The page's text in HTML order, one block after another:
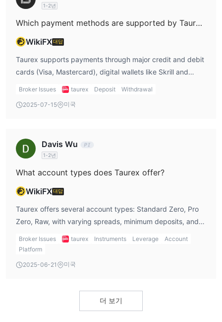
거래 경험을 제공합니다. 이 앱은 이동 중에 거래를 쉽고 효율적으로
할 수 있도록 설계되었습니다. 사용자 친화적인 인터페이스와 강력
Taurex는 사용자의 다양한 요구에 맞게 유연한 자금 조달 옵션을 제
공합니다. Taurex에서 지원하는 결제 방법은 다양하며 계정 자금 조
달을 용이하게 합니다. 사용자는 Skrill 및 NETELLER과 같은 디지털
지갑 서비스를 선택할 수 있으며, 이는 빠르고 안전한 거래를 제공합
도 편의성으로 널리 사용됩니다. 또한 전통적인 은행 거래를 선호하
는 경우에는 이체도 지원됩니다.
고객 지원
Taurex는 전 세계 사용자를 위해 다양한 연락 및 지원 채널을 제공
라이브 채팅: Taurex는 전문가 팀으로부터 즉각적인 도움을 위해
24/5 라이브 채팅 지원을 제공합니다.
이메일 지원: 지역에 따라 사용자는 다음과 같은 이메일 주소를 통해
문의할 수 있습니다:
글로벌 사용자: support@tradetaurex.com
MENA: menasupport@tradetaurex.com
1-2년
Which payment methods are supported by Taurex?
WikiFX대답
Taurex supports payments through major credit and debit
cards (Visa, Mastercard), digital wallets like Skrill and
NETELLER, and traditional bank wire transfers.
Broker Issues taurex Deposit Withdrawal
2025-07-15 미국
Davis Wu
1-2년
What account types does Taurex offer?
WikiFX대답
Taurex offers several account types: Standard Zero, Pro
Zero, Raw, with varying spreads, minimum deposits, and
features. The Raw account is the highest-tier account,
with spreads starting from 0.0 pips and a commission of
Broker Issues taurex Instruments Leverage
Account
Platform
2025-06-21 미국
더 보기